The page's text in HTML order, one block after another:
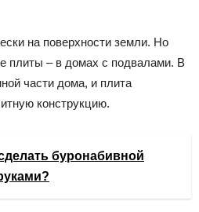
на поверхности земли. Но
плиты – в домах с подвалами. В
части дома, и плита
конструкцию.
буронабивной